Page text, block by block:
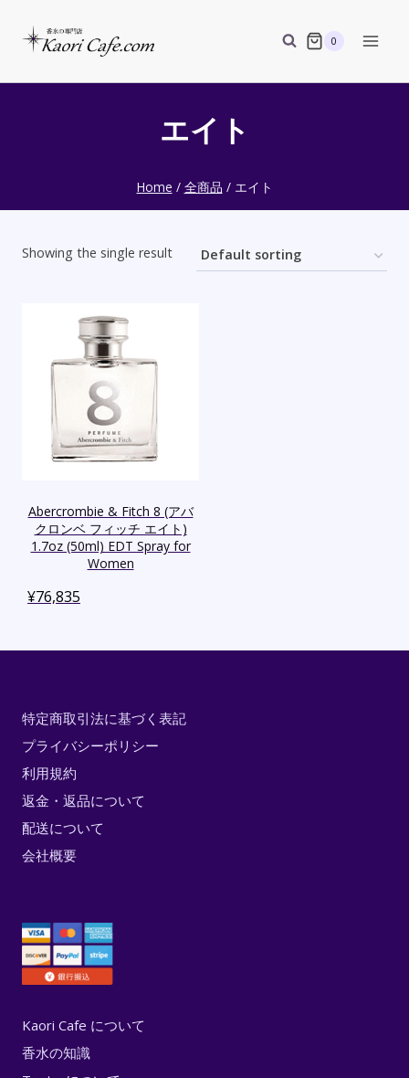
0
エイト
Home / 全商品 / エイト
Showing the single result
Abercrombie & Fitch 8 (アバ
クロンベ フィッチ エイト)
1.7oz (50ml) EDT Spray for
Women
¥76,835
特定商取引法に基づく表記
プライバシーポリシー
利用規約
返金・返品について
配送について
会社概要
Kaori Cafe について
香水の知識